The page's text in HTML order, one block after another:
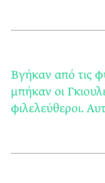
Βγήκαν από τις
μπήκαν οι
φιλελεύθεροι.